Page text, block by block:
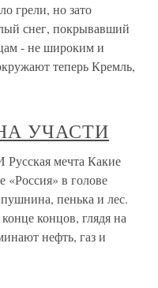
грели, но зато
снег, покрывавший
- не широким и
теперь Кремль,
УЧАСТИ
мечта Какие
«Россия» в голове
пенька и лес.
концов, глядя на
нефть, газ и